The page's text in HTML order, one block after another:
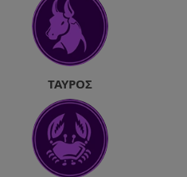
ΤΑΎΡΟΣ